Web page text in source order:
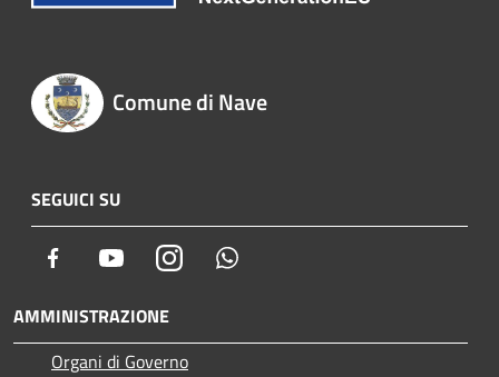
Comune di Nave
SEGUICI SU
Facebook YoutubeInstagram
AMMINISTRAZIONE
Organi di Governo